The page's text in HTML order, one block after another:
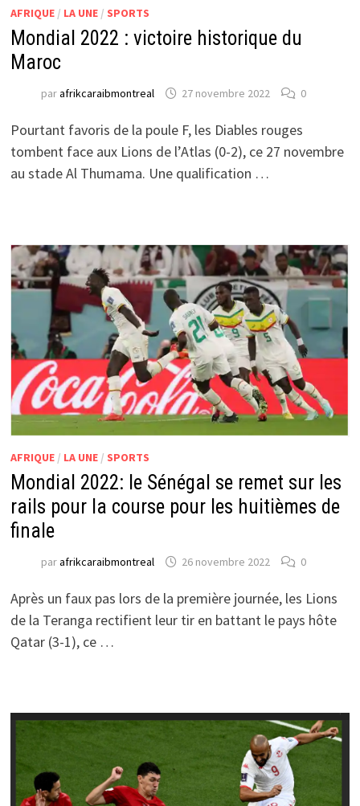
AFRIQUE/ LA UNE/ SPORTS
Mondial 2022 : victoire historique du
Maroc
parafrikcaraibmontreal 27 novembre 2022 0
Pourtant favoris de la poule F, les Diables rouges
tombent face aux Lions de l’Atlas (0-2), ce 27 novembre
au stade Al Thumama. Une qualification …
AFRIQUE/ LA UNE/ SPORTS
Mondial 2022: le Sénégal se remet sur les
rails pour la course pour les huitièmes de
finale
parafrikcaraibmontreal 26 novembre 2022 0
Après un faux pas lors de la première journée, les Lions
de la Teranga rectifient leur tir en battant le pays hôte
Qatar (3-1), ce …